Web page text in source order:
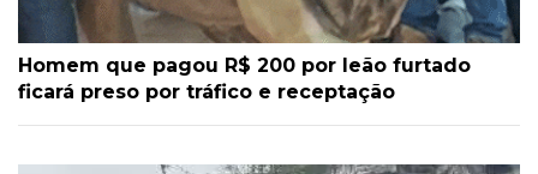
Homem que pagou R$ 200 por leão furtado
ficará preso por tráfico e receptação